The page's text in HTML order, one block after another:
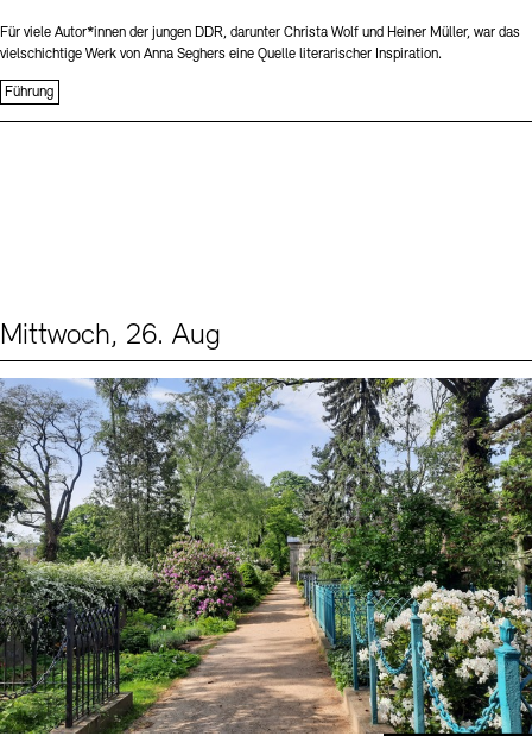
Für viele Autor*innen der jungen DDR, darunter Christa Wolf und Heiner Müller, war das
vielschichtige Werk von Anna Seghers eine Quelle literarischer Inspiration.
Führung
Mittwoch, 26. Aug